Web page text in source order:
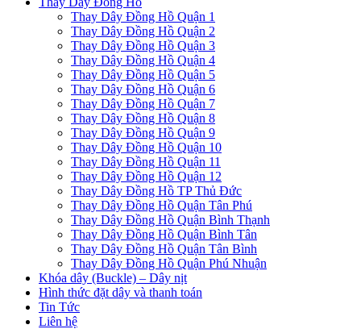
Thay Dây Đồng Hồ Quận 1
Thay Dây Đồng Hồ Quận 2
Thay Dây Đồng Hồ Quận 3
Thay Dây Đồng Hồ Quận 4
Thay Dây Đồng Hồ Quận 5
Thay Dây Đồng Hồ Quận 6
Thay Dây Đồng Hồ Quận 7
Thay Dây Đồng Hồ Quận 8
Thay Dây Đồng Hồ Quận 9
Thay Dây Đồng Hồ Quận 10
Thay Dây Đồng Hồ Quận 11
Thay Dây Đồng Hồ Quận 12
Thay Dây Đồng Hồ TP Thủ Đức
Thay Dây Đồng Hồ Quận Tân Phú
Thay Dây Đồng Hồ Quận Bình Thạnh
Thay Dây Đồng Hồ Quận Bình Tân
Thay Dây Đồng Hồ Quận Tân Bình
Thay Dây Đồng Hồ Quận Phú Nhuận
Khóa dây (Buckle) – Dây nịt
Hình thức đặt dây và thanh toán
Tin Tức
Liên hệ